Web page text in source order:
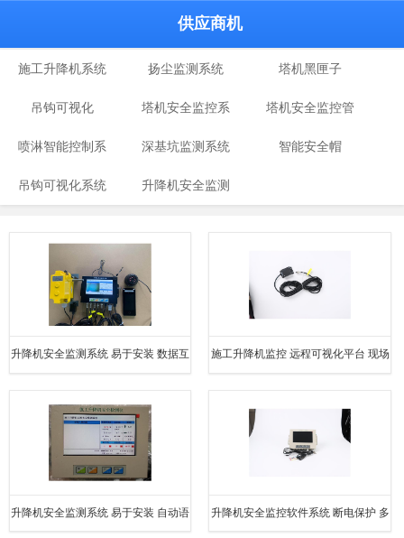
供应商机
施工升降机系统 扬尘监测系统 塔机黑匣子
吊钩可视化 塔机安全监控系
统
塔机安全监控管
理系统
喷淋智能控制系
统
深基坑监测系统 智能安全帽
吊钩可视化系统 升降机安全监测
升降机安全监测系统 易于安装 数据互 施工升降机监控 远程可视化平台 现场
升降机安全监测系统 易于安装 自动语 升降机安全监控软件系统 断电保护 多